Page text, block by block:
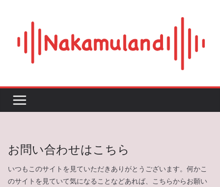
content
お問い合わせはこちら
いつもこのサイトを見ていただきありがとうございます。何かこ
のサイトを見ていて気になることなどあれば、こちらからお願い